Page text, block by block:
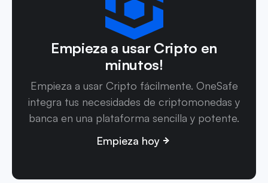
Empieza a usar Cripto en
minutos!
Empieza a usar Cripto fácilmente. OneSafe
integra tus necesidades de criptomonedas y
banca en una plataforma sencilla y potente.
Empieza hoy